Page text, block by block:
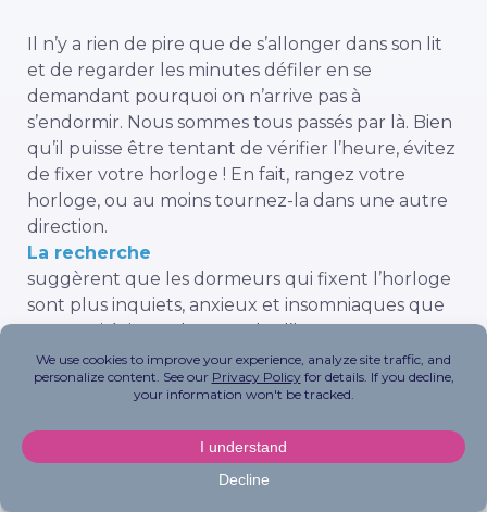
Il n’y a rien de pire que de s’allonger dans son lit
et de regarder les minutes défiler en se
demandant pourquoi on n’arrive pas à
s’endormir. Nous sommes tous passés par là. Bien
qu’il puisse être tentant de vérifier l’heure, évitez
de fixer votre horloge ! En fait, rangez votre
horloge, ou au moins tournez-la dans une autre
direction.
La recherche
suggèrent que les dormeurs qui fixent l’horloge
sont plus inquiets, anxieux et insomniaques que
#15 Éteindre la technologie